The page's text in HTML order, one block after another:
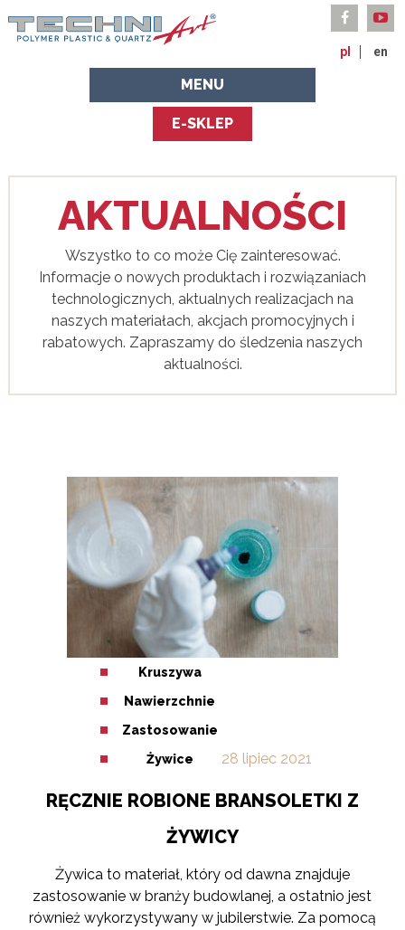
pl en
MENU
E-SKLEP
AKTUALNOŚCI
Wszystko to co może Cię zainteresować.
Informacje o nowych produktach i rozwiązaniach
technologicznych, aktualnych realizacjach na
naszych materiałach, akcjach promocyjnych i
rabatowych. Zapraszamy do śledzenia naszych
aktualności.
Kruszywa
Nawierzchnie
Zastosowanie
Żywice
28 lipiec 2021
RĘCZNIE ROBIONE BRANSOLETKI Z
ŻYWICY
Żywica to materiał, który od dawna znajduje
zastosowanie w branży budowlanej, a ostatnio jest
również wykorzystywany w jubilerstwie. Za pomocą